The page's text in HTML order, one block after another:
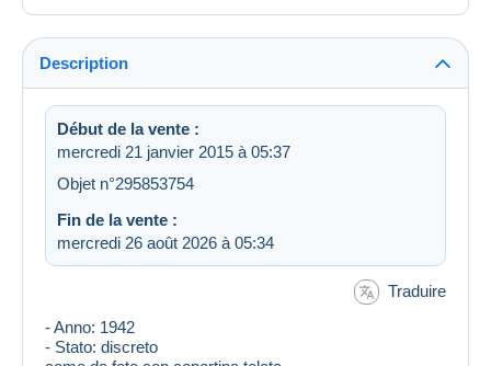
Description
Début de la vente :
mercredi 21 janvier 2015 à 05:37
Objet n°295853754
Fin de la vente :
mercredi 26 août 2026 à 05:34
Traduire
- Anno: 1942
- Stato: discreto